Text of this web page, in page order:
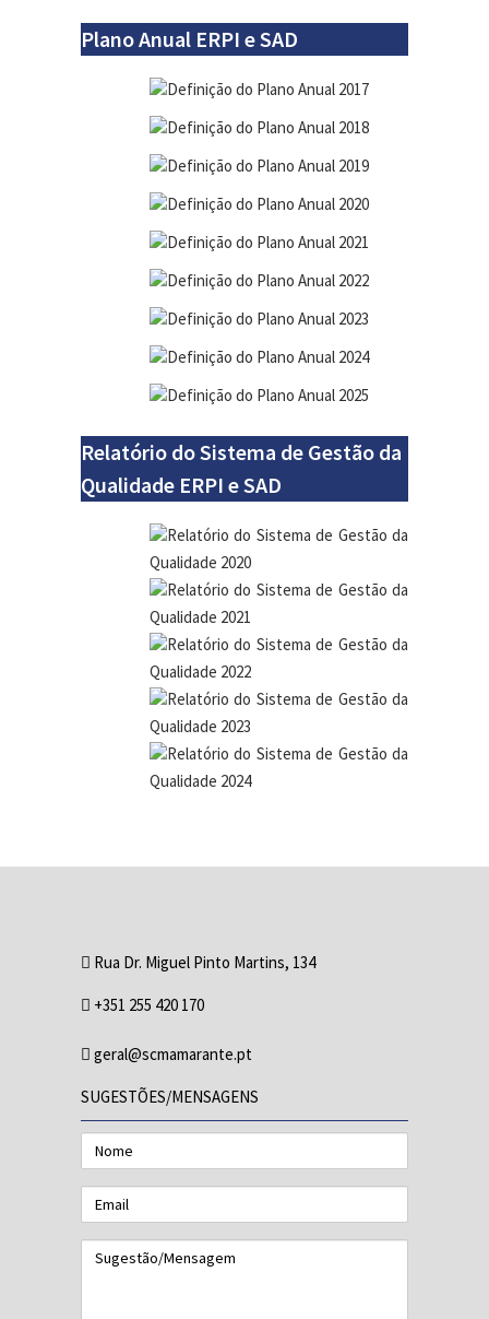
Plano Anual ERPI e SAD
Definição do Plano Anual 2017
Definição do Plano Anual 2018
Definição do Plano Anual 2019
Definição do Plano Anual 2020
Definição do Plano Anual 2021
Definição do Plano Anual 2022
Definição do Plano Anual 2023
Definição do Plano Anual 2024
Definição do Plano Anual 2025
Relatório do Sistema de Gestão da
Qualidade ERPI e SAD
Relatório do Sistema de Gestão da
Qualidade 2020
Relatório do Sistema de Gestão da
Qualidade 2021
Relatório do Sistema de Gestão da
Qualidade 2022
Relatório do Sistema de Gestão da
Qualidade 2023
Relatório do Sistema de Gestão da
Qualidade 2024
Rua Dr. Miguel Pinto Martins, 134
+351 255 420 170
geral@scmamarante.pt
SUGESTÕES/MENSAGENS
Nome
Email
Sugestão/Mensagem